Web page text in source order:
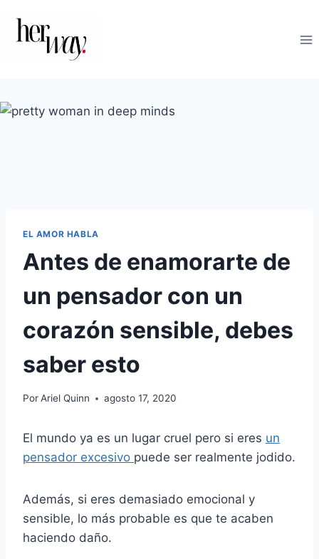
contenido
EL AMOR HABLA
Antes de enamorarte de
un pensador con un
corazón sensible, debes
saber esto
PorAriel Quinn agosto 17, 2020
El mundo ya es un lugar cruel pero si eres un
pensador excesivo puede ser realmente jodido.
Además, si eres demasiado emocional y
sensible, lo más probable es que te acaben
haciendo daño.